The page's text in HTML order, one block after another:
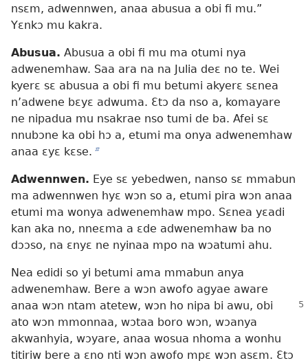
nsɛm, adwennwen, anaa abusua a obi fi mu.”
Yɛnkɔ mu kakra.
Abusua. Abusua a obi fi mu ma otumi nya
adwenemhaw. Saa ara na na Julia deɛ no te. Wei
kyerɛ sɛ abusua a obi fi mu betumi akyerɛ sɛnea
n’adwene bɛyɛ adwuma. Ɛtɔ da nso a, komayare
ne nipadua mu nsakrae nso tumi de ba. Afei sɛ
nnubɔne ka obi hɔ a, etumi ma onya adwenemhaw
anaa ɛyɛ kɛse. b
Adwennwen. Eye sɛ yebedwen, nanso sɛ mmabun
ma adwennwen hyɛ wɔn so a, etumi pira wɔn anaa
etumi ma wonya adwenemhaw mpo. Sɛnea yɛadi
kan aka no, nneɛma a ɛde adwenemhaw ba no
dɔɔso, na ɛnyɛ ne nyinaa mpo na wɔatumi ahu.
Nea edidi so yi betumi ama mmabun anya
adwenemhaw. Bere a wɔn awofo agyae aware
anaa wɔn ntam atetew, wɔn ho nipa bi awu, obi
ato wɔn mmonnaa, wɔtaa boro wɔn, wɔanya
akwanhyia, wɔyare, anaa wosua nhoma a wonhu
titiriw bere a ɛno nti wɔn awofo mpɛ wɔn asɛm. Ɛtɔ